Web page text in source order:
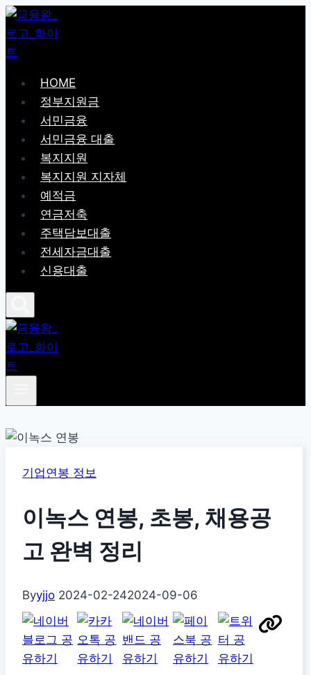
Skip
to
content
HOME
정부지원금
서민금융
서민금융 대출
복지지원
복지지원 지자체
예적금
연금저축
주택담보대출
전세자금대출
신용대출
기업연봉 정보
이녹스 연봉, 초봉, 채용공
고 완벽 정리
Byyjjo 2024-02-242024-09-06